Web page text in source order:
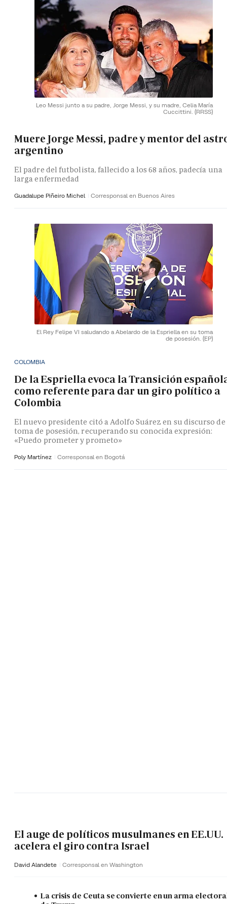
Leo Messi junto a su padre, Jorge Messi, y su madre, Celia María
Cuccittini. (RRSS)
Muere Jorge Messi, padre y mentor del
argentino
El padre del futbolista, fallecido a los 68 años, padecía una
larga enfermedad
Guadalupe Piñeiro Michel Corresponsal en Buenos Aires
El Rey Felipe VI saludando a Abelardo de la Espriella en su toma
de posesión. (EP)
COLOMBIA
De la Espriella evoca la Transición
como referente para dar un giro político a
Colombia
El nuevo presidente citó a Adolfo Suárez en su discurso de
toma de posesión, recuperando su conocida expresión:
«Puedo prometer y prometo»
Poly Martínez Corresponsal en Bogotá
El auge de políticos musulmanes en EE.UU.
acelera el giro contra Israel
David Alandete Corresponsal en Washington
La crisis de Ceuta se convierte en un arma